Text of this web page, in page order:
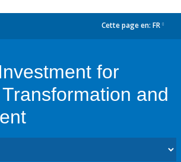
Cette page en: FR
for
and